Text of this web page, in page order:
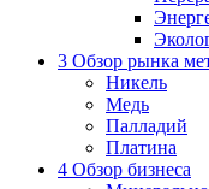
3 Обзор рынка
Никель
Медь
Палладий
Платина
4 Обзор бизнеса